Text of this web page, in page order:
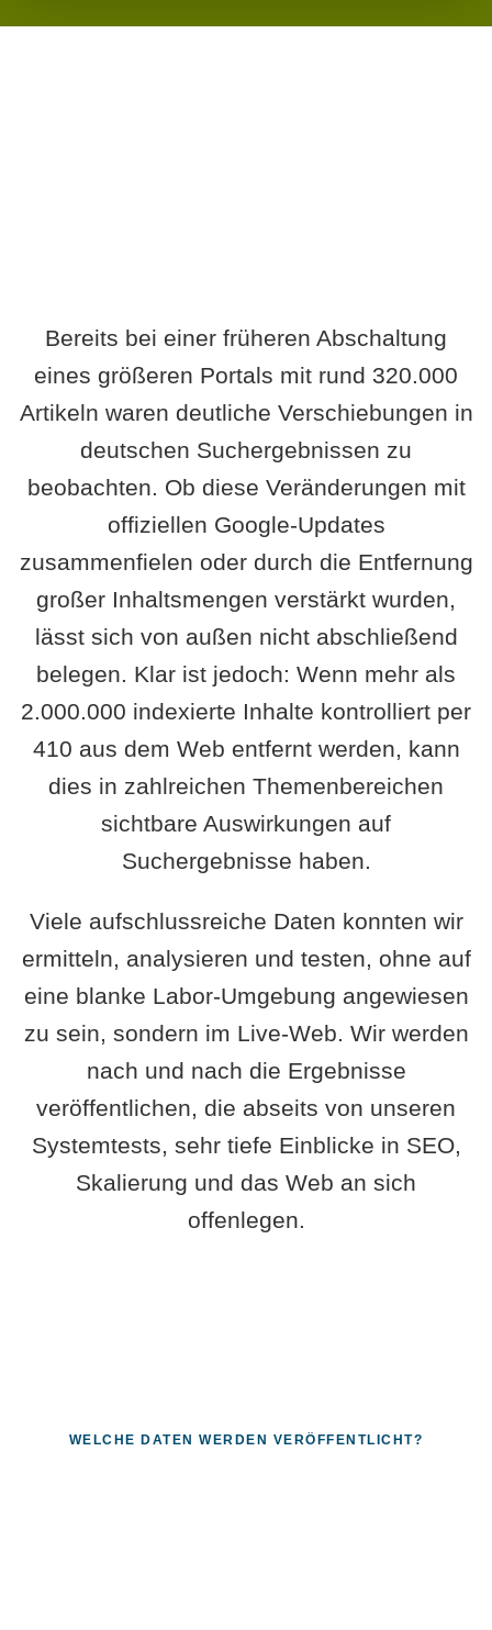
Bereits bei einer früheren Abschaltung
eines größeren Portals mit rund 320.000
Artikeln waren deutliche Verschiebungen in
deutschen Suchergebnissen zu
beobachten. Ob diese Veränderungen mit
offiziellen Google-Updates
zusammenfielen oder durch die Entfernung
großer Inhaltsmengen verstärkt wurden,
lässt sich von außen nicht abschließend
belegen. Klar ist jedoch: Wenn mehr als
2.000.000 indexierte Inhalte kontrolliert per
410 aus dem Web entfernt werden, kann
dies in zahlreichen Themenbereichen
sichtbare Auswirkungen auf
Suchergebnisse haben.
Viele aufschlussreiche Daten konnten wir
ermitteln, analysieren und testen, ohne auf
eine blanke Labor-Umgebung angewiesen
zu sein, sondern im Live-Web. Wir werden
nach und nach die Ergebnisse
veröffentlichen, die abseits von unseren
Systemtests, sehr tiefe Einblicke in SEO,
Skalierung und das Web an sich
offenlegen.
WELCHE DATEN WERDEN VERÖFFENTLICHT?